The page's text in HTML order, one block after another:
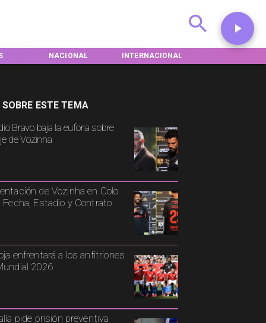
INTERNACIONAL DEPORTES
Bravo baja la euforia sobre
de Vozinha
de Vozinha en Colo
Fecha, Estadio y Contrato
enfrentará a los anfitriones
2026
pide prisión preventiva
ESTE TEMA